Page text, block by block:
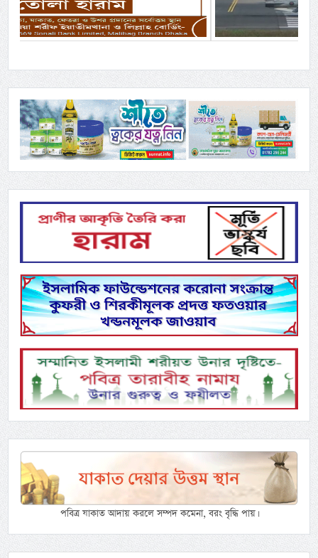
পবিত্র যাকাত আদায় করলে সম্পদ কমেনা, বরং বৃদ্ধি পায়।